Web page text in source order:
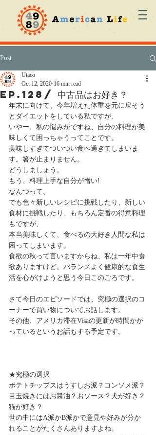
Post
ep.128/ 中古品はお好き？
Utaco
Oct 12, 2020 16 min read
年末に向けて、今年増えた体重を元に戻そう
とダイエットをしている私ですが、
いやー、私の悩みがですね、自分の料理が美
味しくて困っちゃうってことです。
美味しすぎてついつい食べ過ぎてしまいま
す。箸が止まりません。
どうしましょう。
もう、料理上手な自分が憎い!
なんつって。
でも色々新しいレシピに挑戦したり、新しい
食材に挑戦したり、もちろん定番の得意料理
もですが、
本当美味しくて、食べるの大好き人間な私は
困ってしまいます。
食欲の秋って言いますからね、私は一年中食
欲ありますけど。バランスよく健康的な食生
活を心がけようと思う今日このごろです。
さて今日のエピソードでは、究極の選択のコ
ーナーで買い物についてお話します。
その他、アメリカ滞在Visaの更新が時間かか
っているというお話もする予定です。
★究極の選択
ポテトチップスはうすしお派？コンソメ派？
目玉焼きにはお醤油？おソース？犬が好き？
猫が好き？
世の中にはA派かB派かで意見や好みが分か
れることがたくさんありますよね。